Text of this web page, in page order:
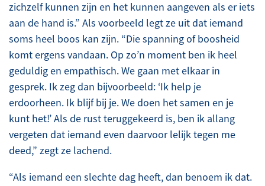
zichzelf kunnen zijn en het kunnen aangeven als er iets
aan de hand is.” Als voorbeeld legt ze uit dat iemand
soms heel boos kan zijn. “Die spanning of boosheid
komt ergens vandaan. Op zo’n moment ben ik heel
geduldig en empathisch. We gaan met elkaar in
gesprek. Ik zeg dan bijvoorbeeld: ‘Ik help je
erdoorheen. Ik blijf bij je. We doen het samen en je
kunt het!’ Als de rust teruggekeerd is, ben ik allang
vergeten dat iemand even daarvoor lelijk tegen me
deed,” zegt ze lachend.
“Als iemand een slechte dag heeft, dan benoem ik dat.